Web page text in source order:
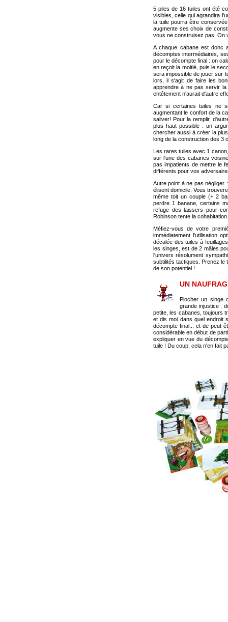
5 piles de 16 tuiles ont été
visibles, celle qui agrandira
la tuile pourra être
augmente ses choix de
vous ne construisez pas. On
A chaque cabane est donc
décomptes intermédiaires,
pour le décompte final : on
en reçoit la moitié, puis le
sera impossible de jouer sur
lors, il s'agit de faire les
apprendre à ne pas servir
entêtement n'aurait d'autre
Car si certaines tuiles ne
augmentant le confort de la
saliver! Pour la remplir,
plus haut possible : un
chercher aussi à créer la
long de la construction des 3
Les rares tuiles avec 1
sur l'une des cabanes
pas impatients de mettre le
différents pour vos
Autre point à ne pas
élisent domicile. Vous
même toit un couple (+ 2
perdre 1 banane, certains
refuge des laissers pour
Robinson tente la cohabitation.
Méfiez-vous de votre
immédiatement l'utilisation
décalée des tuiles à
les singes, est de 2 mâles
l'univers résolument
subtilités tactiques. Prenez
de son potentiel !
UN
Piocher un singe
grande injustice :
petite, les cabanes, toujours
et dis moi dans quel endroit
décompte final... et de peut-
considérable en début de
expliquer en vue du
tuile ! Du coup, cela n'en fait